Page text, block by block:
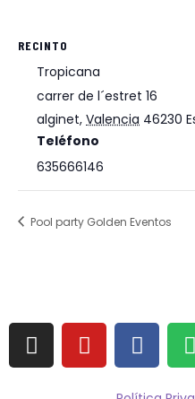
RECINTO
Tropicana
carrer de l´estret 16
alginet, Valencia 46230
Teléfono
635666146
Pool party Golden Eventos